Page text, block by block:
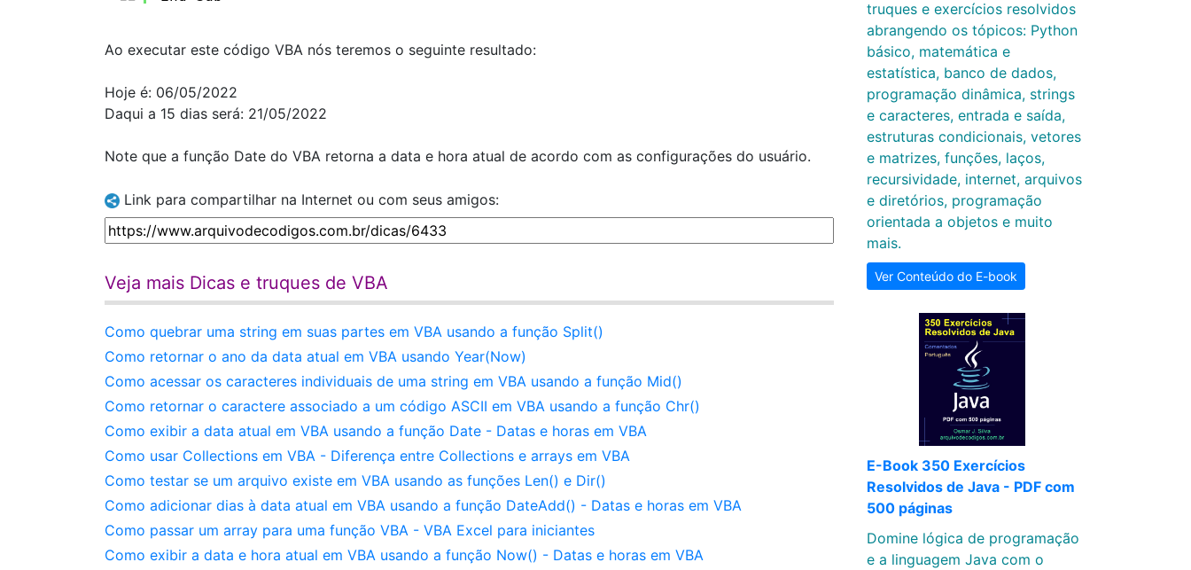
Ao executar este código VBA nós teremos o seguinte resultado:
Hoje é: 06/05/2022
Daqui a 15 dias será: 21/05/2022
Note que a função Date do VBA retorna a data e hora atual de acordo com as configurações do usuário.
Link para compartilhar na Internet ou com seus amigos:
Veja mais Dicas e truques de VBA
Como quebrar uma string em suas partes em VBA usando a função Split()
Como retornar o ano da data atual em VBA usando Year(Now)
Como acessar os caracteres individuais de uma string em VBA usando a função Mid()
Como retornar o caractere associado a um código ASCII em VBA usando a função Chr()
Como exibir a data atual em VBA usando a função Date - Datas e horas em VBA
Como usar Collections em VBA - Diferença entre Collections e arrays em VBA
Como testar se um arquivo existe em VBA usando as funções Len() e Dir()
Como adicionar dias à data atual em VBA usando a função DateAdd() - Datas e horas em VBA
Como passar um array para uma função VBA - VBA Excel para iniciantes
Como exibir a data e hora atual em VBA usando a função Now() - Datas e horas em VBA
truques e exercícios resolvidos
abrangendo os tópicos: Python
básico, matemática e
estatística, banco de dados,
programação dinâmica, strings
e caracteres, entrada e saída,
estruturas condicionais, vetores
e matrizes, funções, laços,
recursividade, internet, arquivos
e diretórios, programação
orientada a objetos e muito
mais.
Ver Conteúdo do E-book
E-Book 350 Exercícios
Resolvidos de Java - PDF com
500 páginas
Domine lógica de programação
e a linguagem Java com o